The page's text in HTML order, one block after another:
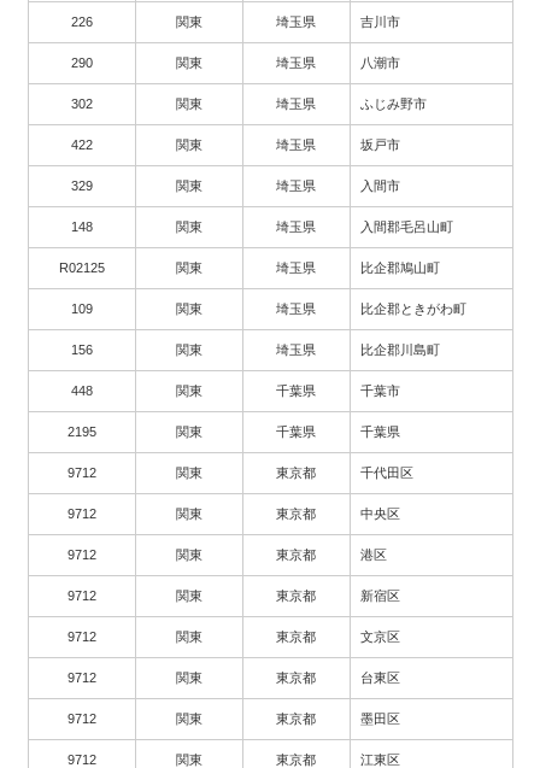
226 関東 埼玉県 吉川市
290 関東 埼玉県 八潮市
302 関東 埼玉県 ふじみ野市
422 関東 埼玉県 坂戸市
329 関東 埼玉県 入間市
148 関東 埼玉県 入間郡毛呂山町
R02125 関東 埼玉県 比企郡鳩山町
109 関東 埼玉県 比企郡ときがわ町
156 関東 埼玉県 比企郡川島町
448 関東 千葉県 千葉市
2195 関東 千葉県 千葉県
9712 関東 東京都 千代田区
9712 関東 東京都 中央区
9712 関東 東京都 港区
9712 関東 東京都 新宿区
9712 関東 東京都 文京区
9712 関東 東京都 台東区
9712 関東 東京都 墨田区
9712 関東 東京都 江東区